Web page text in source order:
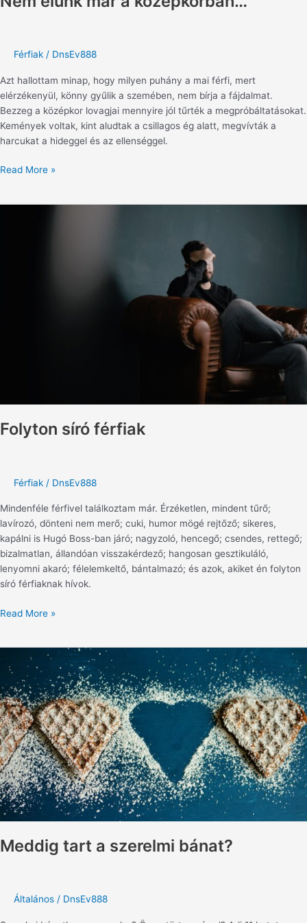
Férfiak / DnsEv888
Azt hallottam minap, hogy milyen puhány a mai férfi, mert
elérzékenyül, könny gyűlik a szemében, nem bírja a fájdalmat.
Bezzeg a középkor lovagjai mennyire jól tűrték a megpróbáltatásokat.
Kemények voltak, kint aludtak a csillagos ég alatt, megvívták a
harcukat a hideggel és az ellenséggel.
Read More »
Folyton síró férfiak
Férfiak / DnsEv888
Mindenféle férfivel találkoztam már. Érzéketlen, mindent tűrő;
lavírozó, dönteni nem merő; cuki, humor mögé rejtőző; sikeres,
kapálni is Hugó Boss-ban járó; nagyzoló, hencegő; csendes, rettegő;
bizalmatlan, állandóan visszakérdező; hangosan gesztikuláló,
lenyomni akaró; félelemkeltő, bántalmazó; és azok, akiket én folyton
síró férfiaknak hívok.
Read More »
Meddig tart a szerelmi bánat?
Általános / DnsEv888
tart
a
szerelmi
bánat?